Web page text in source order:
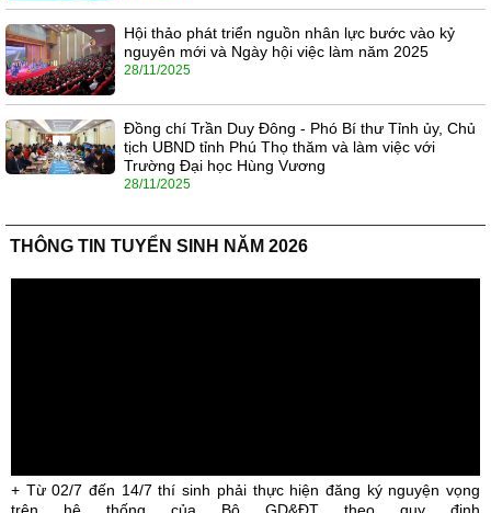
Hội thảo phát triển nguồn nhân lực bước vào kỷ
nguyên mới và Ngày hội việc làm năm 2025
28/11/2025
Đồng chí Trần Duy Đông - Phó Bí thư Tỉnh ủy, Chủ
tịch UBND tỉnh Phú Thọ thăm và làm việc với
Trường Đại học Hùng Vương
28/11/2025
THÔNG TIN TUYỂN SINH NĂM 2026
+ Từ 02/7 đến 14/7 thí sinh phải thực hiện đăng ký nguyện vọng